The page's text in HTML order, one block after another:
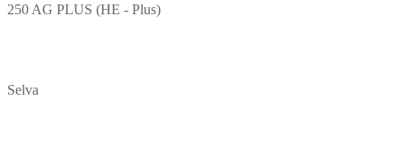
250 AG PLUS (HE - Plus)
Selva